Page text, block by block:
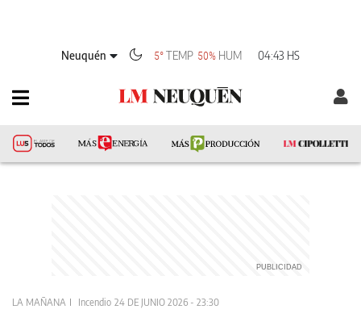
Neuquén 5°TEMP 50% HUM 04:43 HS
LA MAÑANA Incendio 24 DE JUNIO 2026 - 23:30